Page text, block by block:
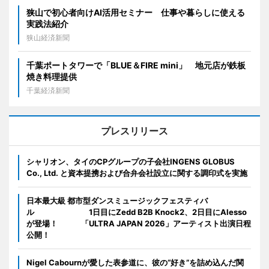
狭山で初心者向けAI活用セミナー 仕事や暮らしに使える
実践法紹介
狭山経済新聞
千葉ポートタワーで「BLUE＆FIRE mini」 地元店が鉄板
焼き料理提供
千葉経済新聞
プレスリリース
シャリオン、タイのCPグループの子会社INGENS GLOBUS
Co., Ltd. と資本提携および合弁会社設立に関する調印式を実施
日本最大級 都市型ダンスミュージックフェスティバ
ル 1日目にZedd B2B Knock2、2日目にAlesso
が登場！ 「ULTRA JAPAN 2026」アーティスト出演日程
公開！
Nigel Cabournが愛した表参道に、彼の“好き”を詰め込んだ関